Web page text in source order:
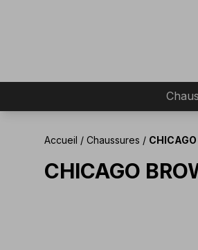
Accueil / Chaussures /
CHICAGO